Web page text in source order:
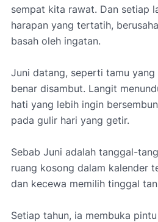
sempat kita rawat. Dan setiap
harapan yang tertatih,
basah oleh ingatan.
Juni datang, seperti tamu
benar disambut. Langit
hati yang lebih ingin
pada gulir hari yang getir.
Sebab Juni adalah tanggal-
ruang kosong dalam kalender
dan kecewa memilih tinggal
Setiap tahun, ia membuka